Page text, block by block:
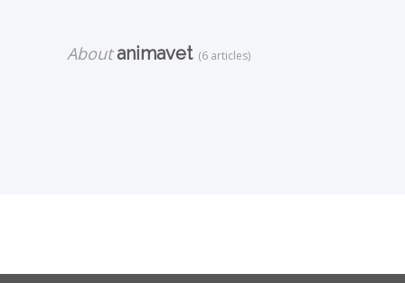
Aboutanimavet(6 articles)